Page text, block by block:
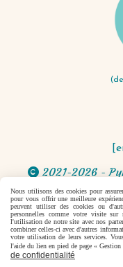
 2021-2026 -
Facebook
Mentions Légales
Nous utilisons des cookies pour
pour vous offrir une meilleure
peuvent utiliser des cookies ou
personnelles comme votre visite sur
l'utilisation de notre site avec nos
combiner celles-ci avec d'autres
votre utilisation de leurs services.
l'aide du lien en pied de page «
de confidentialité